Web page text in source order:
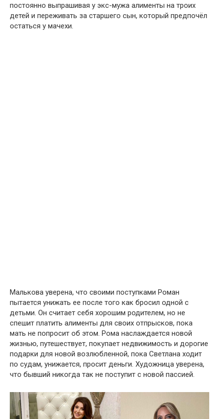
постоянно выпрашивая у экс-мужа алименты на троих
детей и переживать за старшего сын, который предпочёл
остаться у мачехи.
Малькова уверена, что своими поступками Роман
пытается унижать ее после того как бросил одной с
детьми. Он считает себя хорошим родителем, но не
спешит платить алименты для своих отпрысков, пока
мать не попросит об этом. Рома наслаждается новой
жизнью, путешествует, покупает недвижимость и дорогие
подарки для новой возлюбленной, пока Светлана ходит
по судам, унижается, просит деньги. Художница уверена,
что бывший никогда так не поступит с новой пассией.